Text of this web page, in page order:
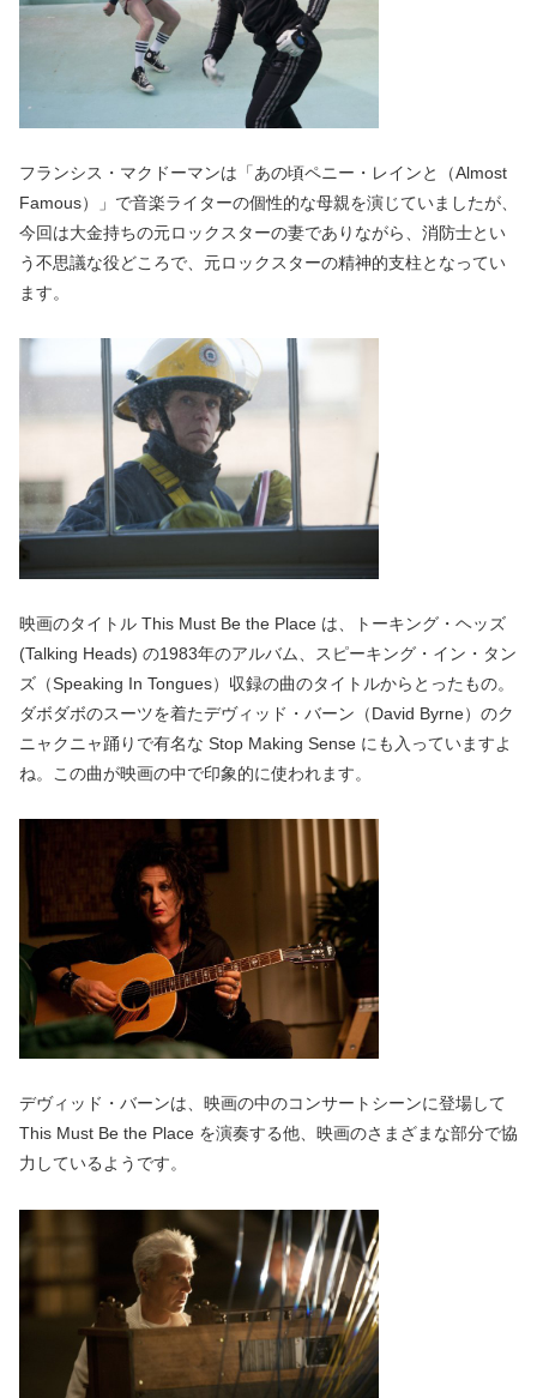
フランシス・マクドーマンは「あの頃ペニー・レインと（Almost
Famous）」で音楽ライターの個性的な母親を演じていましたが、
今回は大金持ちの元ロックスターの妻でありながら、消防士とい
う不思議な役どころで、元ロックスターの精神的支柱となってい
ます。
映画のタイトル This Must Be the Place は、トーキング・ヘッズ
(Talking Heads) の1983年のアルバム、スピーキング・イン・タン
ズ（Speaking In Tongues）収録の曲のタイトルからとったもの。
ダボダボのスーツを着たデヴィッド・バーン（David Byrne）のク
ニャクニャ踊りで有名な Stop Making Sense にも入っていますよ
ね。この曲が映画の中で印象的に使われます。
デヴィッド・バーンは、映画の中のコンサートシーンに登場して
This Must Be the Place を演奏する他、映画のさまざまな部分で協
力しているようです。